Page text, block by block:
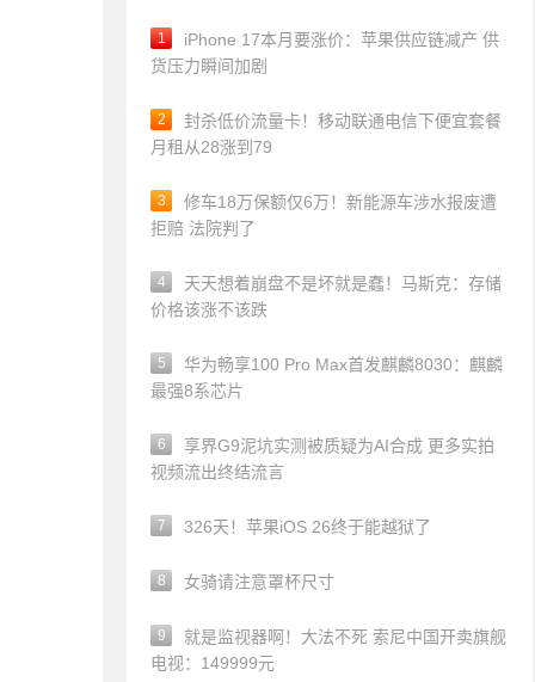
1
iPhone 17本月要涨价：苹果供应链减产 供
货压力瞬间加剧
2
封杀低价流量卡！移动联通电信下便宜套餐
月租从28涨到79
3
修车18万保额仅6万！新能源车涉水报废遭
拒赔 法院判了
4
天天想着崩盘不是坏就是蠢！马斯克：存储
价格该涨不该跌
5
华为畅享100 Pro Max首发麒麟8030：麒麟
最强8系芯片
6
享界G9泥坑实测被质疑为AI合成 更多实拍
视频流出终结流言
7 326天！苹果iOS 26终于能越狱了
8 女骑请注意罩杯尺寸
9
就是监视器啊！大法不死 索尼中国开卖旗舰
电视：149999元